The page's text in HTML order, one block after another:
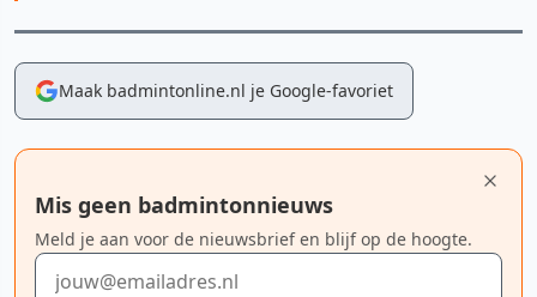
Maak badmintonline.nl je Google-favoriet
Mis geen badmintonnieuws
Meld je aan voor de nieuwsbrief en blijf op de hoogte.
E-mailadres